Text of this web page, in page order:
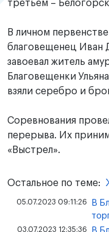
третьем –
В личном
благовещенец Иван
завоевал житель
Благовещенки
взяли серебро и
Соревнования
перерыва. Их
«Выстрел».
Остальное по теме:
05.07.2023 09:11:26
В
03.07.2023 12:35:36